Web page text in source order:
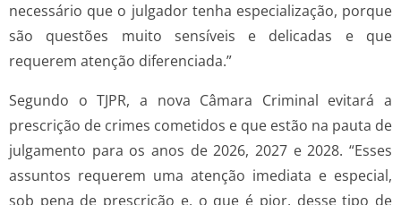
necessário que o julgador tenha especialização, porque
são questões muito sensíveis e delicadas e que
requerem atenção diferenciada.”
Segundo o TJPR, a nova Câmara Criminal evitará a
prescrição de crimes cometidos e que estão na pauta de
julgamento para os anos de 2026, 2027 e 2028. “Esses
assuntos requerem uma atenção imediata e especial,
sob pena de prescrição e, o que é pior, desse tipo de